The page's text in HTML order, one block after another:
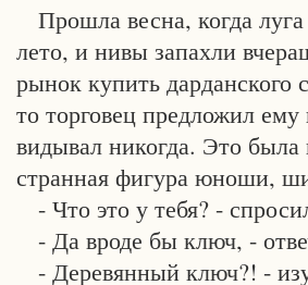
Прошла весна, когда
лето, и нивы запахли
рынок купить
то торговец предложил
видывал никогда. Это была
странная фигура юноши,
- Что это у тебя? -
- Да вроде бы ключ, -
- Деревянный ключ?! -